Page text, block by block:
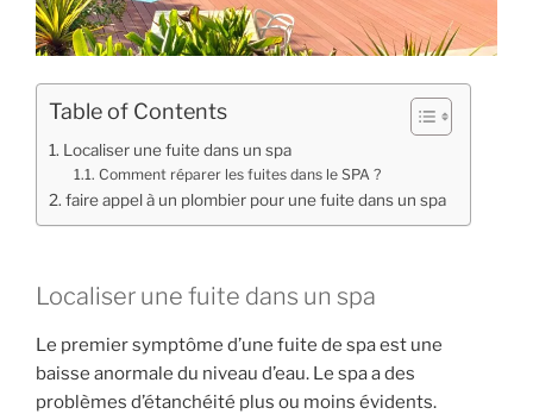
Table of Contents
Localiser une fuite dans un spa
Comment réparer les fuites dans le SPA ?
faire appel à un plombier pour une fuite dans un spa
Localiser une fuite dans un spa
Le premier symptôme d’une fuite de spa est une
baisse anormale du niveau d’eau. Le spa a des
problèmes d’étanchéité plus ou moins évidents.